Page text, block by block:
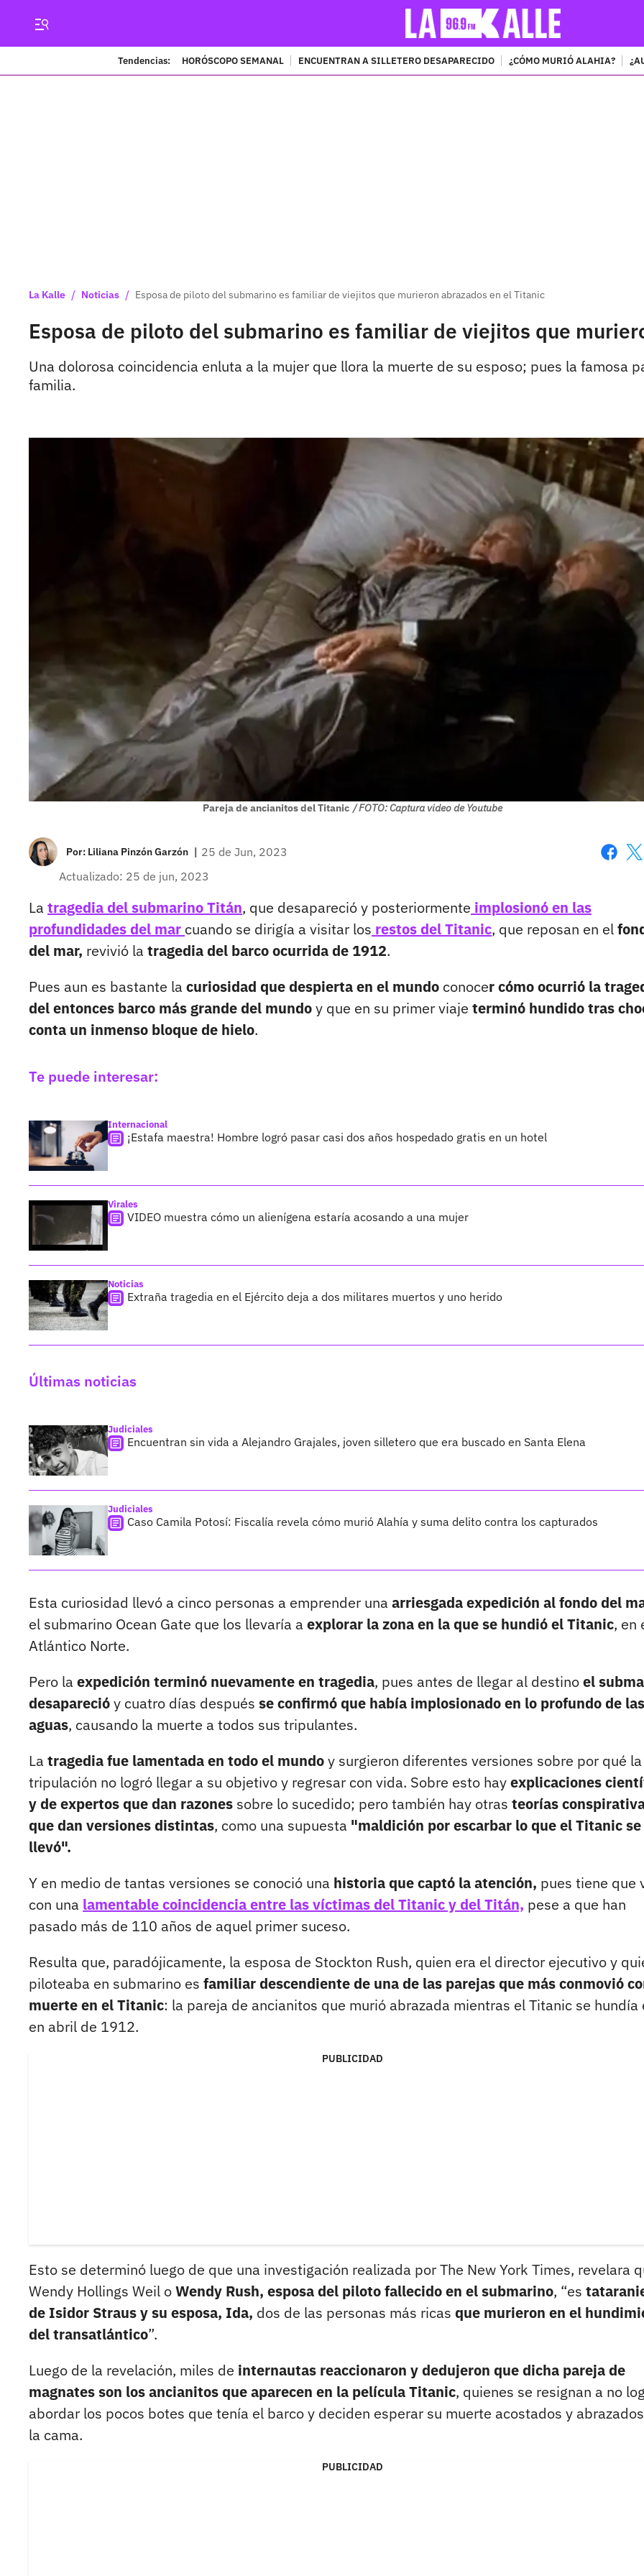
Tendencias: HORÓSCOPO SEMANAL ENCUENTRAN A SILLETERO DESAPARECIDO ¿CÓMO MURIÓ ALAHIA?
La Kalle / Noticias / Esposa de piloto del submarino es familiar de viejitos que murieron abrazados en el Titanic
Esposa de piloto del submarino es familiar de viejitos que
Una dolorosa coincidencia enluta a la mujer que llora la muerte de su esposo; pues la famosa
familia.
Pareja de ancianitos del Titanic / FOTO: Captura video de Youtube
Por: Liliana Pinzón Garzón | 25 de Jun, 2023
Actualizado: 25 de jun, 2023
La tragedia del submarino Titán, que desapareció y posteriormente implosionó en las
profundidades del mar cuando se dirigía a visitar los restos del Titanic, que reposan en el
del mar, revivió la tragedia del barco ocurrida de 1912.
Pues aun es bastante la curiosidad que despierta en el mundo conocer cómo ocurrió la
del entonces barco más grande del mundoy que en su primer viaje terminó hundido tras
conta un inmenso bloque de hielo.
Te puede interesar:
Internacional
¡Estafa maestra! Hombre logró pasar casi dos años hospedado gratis en un hotel
Virales
VIDEO muestra cómo un alienígena estaría acosando a una mujer
Noticias
Extraña tragedia en el Ejército deja a dos militares muertos y uno herido
Últimas noticias
Judiciales
Encuentran sin vida a Alejandro Grajales, joven silletero que era buscado en Santa Elena
Judiciales
Caso Camila Potosí: Fiscalía revela cómo murió Alahía y suma delito contra los capturados
Esta curiosidad llevó a cinco personas a emprender una arriesgada expedición al fondo del
el submarino Ocean Gate que los llevaría a explorar la zona en la que se hundió el Titanic, en
Atlántico Norte.
Pero la expedición terminó nuevamente en tragedia, pues antes de llegar al destinoel
desaparecióy cuatro días después se confirmó que había implosionado en lo profundo de las
aguas, causando la muerte a todos sus tripulantes.
La tragedia fue lamentada en todo el mundoy surgieron diferentes versiones sobre por qué la
tripulación no logró llegar a su objetivo y regresar con vida. Sobre esto hayexplicaciones
y de expertos que dan razones sobre lo sucedido; pero también hay otras teorías
que dan versiones distintas, como una supuesta "maldición por escarbar lo que el Titanic se
llevó".
Y en medio de tantas versiones se conoció una historia que captó la atención, pues tiene que
con una lamentable coincidencia entre las víctimas del Titanic y del Titán, pese a que han
pasado más de 110 años de aquel primer suceso.
Resulta que, paradójicamente, la esposa de Stockton Rush, quien era el director ejecutivo y
piloteaba en submarino es familiar descendiente de una de las parejas que más conmovió
muerte en el Titanic: la pareja de ancianitos que murió abrazada mientras el Titanic se hundía
en abril de 1912.
PUBLICIDAD
Esto se determinó luego de que una investigación realizada por The New York Times, revelara
Wendy Hollings Weil oWendy Rush, esposa del piloto fallecido en el submarino, “es
de Isidor Straus y su esposa, Ida, dos de las personas más ricas que murieron en el
del transatlántico”.
Luego de la revelación, miles de internautas reaccionaron y dedujeron que dicha pareja de
magnates son los ancianitos que aparecen en la película Titanic, quienes se resignan a no
abordar los pocos botes que tenía el barco y deciden esperar su muerte acostados y
la cama.
PUBLICIDAD